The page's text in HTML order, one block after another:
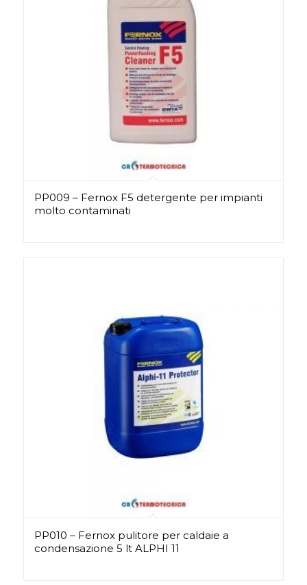
PP009 – Fernox F5 detergente per impianti
molto contaminati
PP010 – Fernox pulitore per caldaie a
condensazione 5 lt ALPHI 11